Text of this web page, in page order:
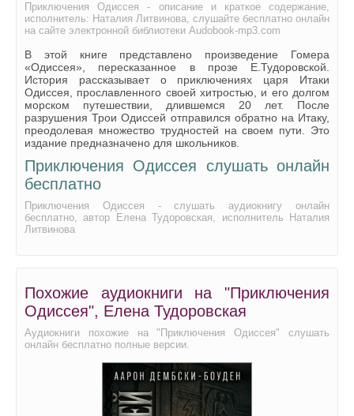
Приключения Одиссея - описание и краткое содержание,
исполнитель: Наталия Литвинова, слушайте бесплатно онлайн
на сайте электронной библиотеки Audobook-mp3.com
В этой книге представлено произведение Гомера
«Одиссея», пересказанное в прозе Е.Тудоровской.
История рассказывает о приключениях царя Итаки
Одиссея, прославленного своей хитростью, и его долгом
морском путешествии, длившемся 20 лет. После
разрушения Трои Одиссей отправился обратно на Итаку,
преодолевая множество трудностей на своем пути. Это
издание предназначено для школьников.
Приключения Одиссея слушать онлайн
бесплатно
Приключения Одиссея - слушать аудиокнигу онлайн
бесплатно, автор Елена Тудоровская, исполнитель Наталия
Литвинова
Похожие аудиокниги на "Приключения
Одиссея", Елена Тудоровская
Аудиокниги похожие на "Приключения Одиссея" слушать
онлайн бесплатно полные версии.